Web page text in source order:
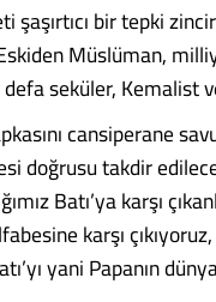
şaşırtıcı bir tepki
Müslüman,
seküler, Kemalist
cansiperane
doğrusu takdir
Batı’ya karşı
karşı
yani Papanın